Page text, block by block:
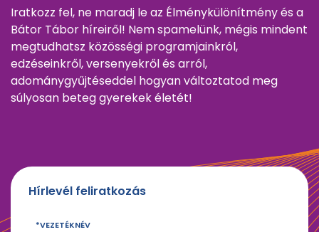
Iratkozz fel, ne maradj le az Élménykülönítmény és a
Bátor Tábor híreiről! Nem spamelünk, mégis mindent
megtudhatsz közösségi programjainkról,
edzéseinkről, versenyekről és arról,
adománygyűjtéseddel hogyan változtatod meg
súlyosan beteg gyerekek életét!
Hírlevél feliratkozás
VEZETÉKNÉV